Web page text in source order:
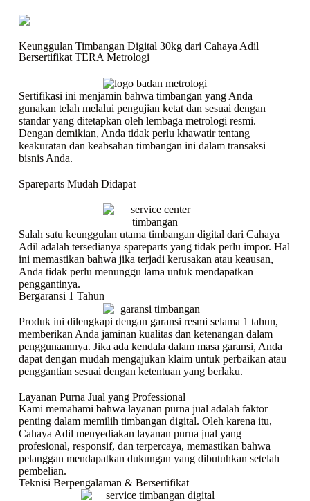
Keunggulan Timbangan Digital 30kg dari Cahaya Adil
Bersertifikat TERA Metrologi
Sertifikasi ini menjamin bahwa timbangan yang Anda
gunakan telah melalui pengujian ketat dan sesuai dengan
standar yang ditetapkan oleh lembaga metrologi resmi.
Dengan demikian, Anda tidak perlu khawatir tentang
keakuratan dan keabsahan timbangan ini dalam transaksi
bisnis Anda.
Spareparts Mudah Didapat
Salah satu keunggulan utama timbangan digital dari Cahaya
Adil adalah tersedianya spareparts yang tidak perlu impor. Hal
ini memastikan bahwa jika terjadi kerusakan atau keausan,
Anda tidak perlu menunggu lama untuk mendapatkan
penggantinya.
Bergaransi 1 Tahun
Produk ini dilengkapi dengan garansi resmi selama 1 tahun,
memberikan Anda jaminan kualitas dan ketenangan dalam
penggunaannya. Jika ada kendala dalam masa garansi, Anda
dapat dengan mudah mengajukan klaim untuk perbaikan atau
penggantian sesuai dengan ketentuan yang berlaku.
Layanan Purna Jual yang Professional
Kami memahami bahwa layanan purna jual adalah faktor
penting dalam memilih timbangan digital. Oleh karena itu,
Cahaya Adil menyediakan layanan purna jual yang
profesional, responsif, dan terpercaya, memastikan bahwa
pelanggan mendapatkan dukungan yang dibutuhkan setelah
pembelian.
Teknisi Berpengalaman & Bersertifikat